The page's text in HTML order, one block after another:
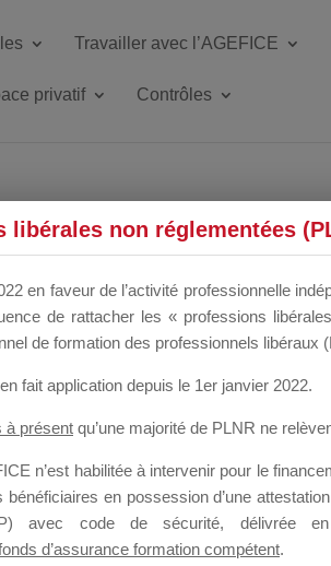
Travailler avec l’AGEFICE
privatif Contrôles
DU
souhaitent répondre à l’Appel à
il est possible de laisser un message ou
libérales non réglementées
en faveur de l’activité professionnelle
de rattacher les « professions
de formation des professionnels libéraux
fait application depuis le 1er janvier 2022.
à présent qu’une majorité de PLNR ne
n’est habilitée à intervenir pour le
en possession d’une
avec code de sécurité, délivrée
d’assurance formation compétent.